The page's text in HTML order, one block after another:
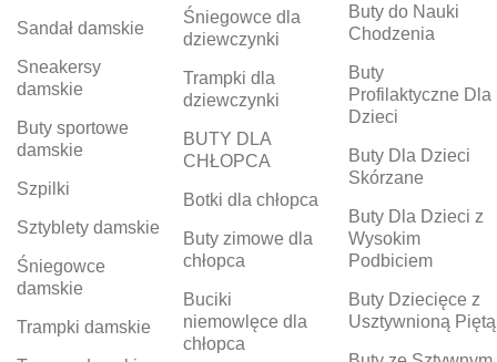
Sandał damskie
Sneakersy
damskie
Buty sportowe
damskie
Szpilki
Sztyblety damskie
Śniegowce
damskie
Trampki damskie
Śniegowce dla
dziewczynki
Trampki dla
dziewczynki
BUTY DLA
CHŁOPCA
Botki dla chłopca
Buty zimowe dla
chłopca
Buciki
niemowlęce dla
chłopca
Buty do Nauki
Chodzenia
Buty
Profilaktyczne Dla
Dzieci
Buty Dla Dzieci
Skórzane
Buty Dla Dzieci z
Wysokim
Podbiciem
Buty Dziecięce z
Usztywnioną Piętą